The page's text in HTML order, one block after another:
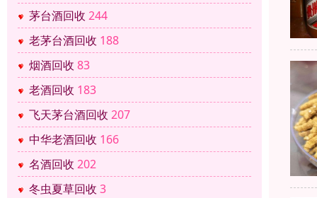
茅台酒回收 244
老茅台酒回收 188
烟酒回收 83
老酒回收 183
飞天茅台酒回收 207
中华老酒回收 166
名酒回收 202
冬虫夏草回收 3